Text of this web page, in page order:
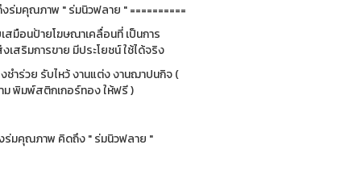
งร่มคุณภาพ " ร่มนิวฟลาย " ==========
สมือนป้ายโฆษณาเคลื่อนที่ เป็นการ
เสริมการขาย มีประโยชน์ ใช้ได้จริง
ชำร่วย รับไหว้ งานแต่ง งานฌาปนกิจ (
พิมพ์สติกเกอร์ทอง ให้ฟรี )
ร่มคุณภาพ คิดถึง " ร่มนิวฟลาย "